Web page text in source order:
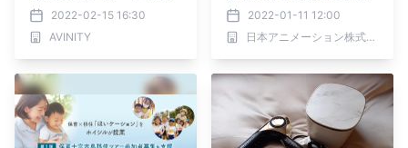
格的OPEN!!宮古島／ＡＳ
ＫｓＫＩＴＣＨＥＮ
2022-02-15 16:30
AVINITY
を迎えました 2022年はア
ニバーサリー企画を多数実
施予定！
2022-01-11 12:00
日本アニメーション株式会社